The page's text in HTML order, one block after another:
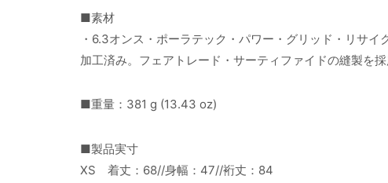
■素材
・6.3オンス・ポーラテック・パワー・グリッド・リサ
加工済み。フェアトレード・サーティファイドの縫製を
■重量：381 g (13.43 oz)
■製品実寸
XS 着丈：68//身幅：47//裄丈：84